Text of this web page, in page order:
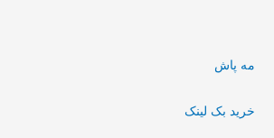
مه پاش
خرید بک لینک